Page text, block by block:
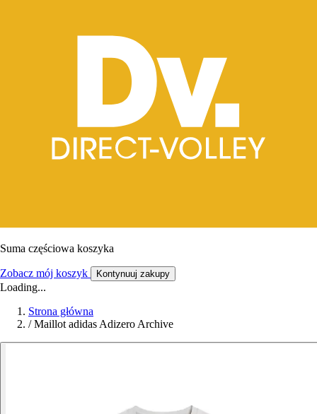
Suma częściowa koszyka
Zobacz mój koszyk Kontynuuj zakupy
Loading...
Strona główna
/ Maillot adidas Adizero Archive